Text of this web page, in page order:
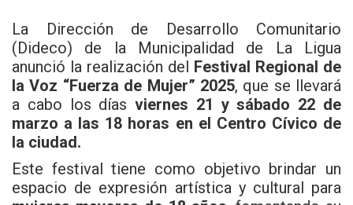
k
La Dirección de Desarrollo Comunitario
(Dideco) de la Municipalidad de La Ligua
anunció la realización del Festival Regional de
la Voz “Fuerza de Mujer” 2025, que se llevará
a cabo los díasviernes 21 y sábado 22 de
marzo a las 18 horas en el Centro Cívico de
la ciudad.
Este festival tiene como objetivo brindar un
espacio de expresión artística y cultural para